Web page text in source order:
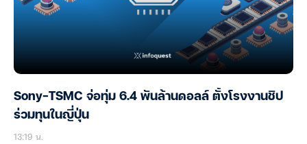
Sony-TSMC จ่อทุ่ม 6.4 พันล้านดอลล์ ตั้งโรงงานชิป
ร่วมทุนในญี่ปุ่น
13:19 น.